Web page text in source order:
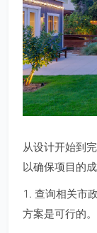
从设计开始到
以确保项目的成
1. 查询相关市
方案是可行的。